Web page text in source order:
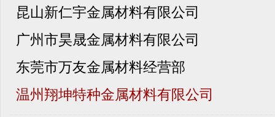
昆山新仁宇金属材料有限公司
广州市昊晟金属材料有限公司
东莞市万友金属材料经营部
温州翔坤特种金属材料有限公司